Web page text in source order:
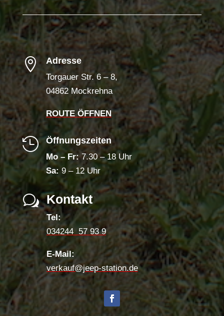
 Adresse
Torgauer Str. 6 – 8,
04862 Mockrehna
ROUTE ÖFFNEN
 Öffnungszeiten
Mo – Fr:7.30 – 18 Uhr
Sa: 9 – 12 Uhr
w Kontakt
Tel:
034244 57 93 9
E-Mail:
verkauf@jeep-station.de